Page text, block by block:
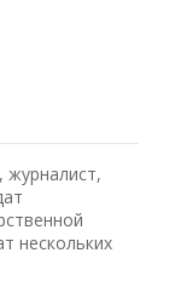
журналист,
нескольких